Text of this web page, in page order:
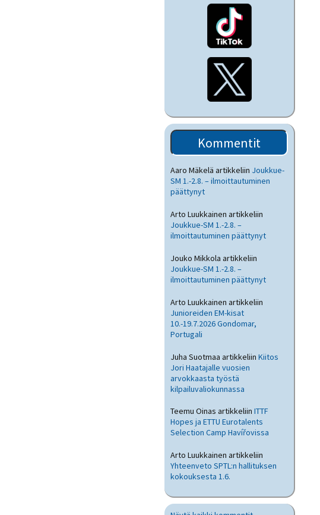
Kommentit
Aaro Mäkelä artikkeliin Joukkue-
SM 1.-2.8. – ilmoittautuminen
päättynyt
Arto Luukkainen artikkeliin
Joukkue-SM 1.-2.8. –
ilmoittautuminen päättynyt
Jouko Mikkola artikkeliin
Joukkue-SM 1.-2.8. –
ilmoittautuminen päättynyt
Arto Luukkainen artikkeliin
Junioreiden EM-kisat
10.-19.7.2026 Gondomar,
Portugali
Juha Suotmaa artikkeliin Kiitos
Jori Haatajalle vuosien
arvokkaasta työstä
kilpailuvaliokunnassa
Teemu Oinas artikkeliin ITTF
Hopes ja ETTU Eurotalents
Selection Camp Havířovissa
Arto Luukkainen artikkeliin
Yhteenveto SPTL:n hallituksen
kokouksesta 1.6.